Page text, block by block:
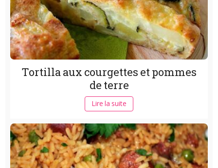
Tortilla aux courgettes et pommes
de terre
Lire la suite